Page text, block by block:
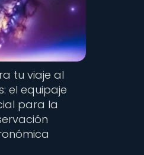
tu viaje al
el equipaje
para la